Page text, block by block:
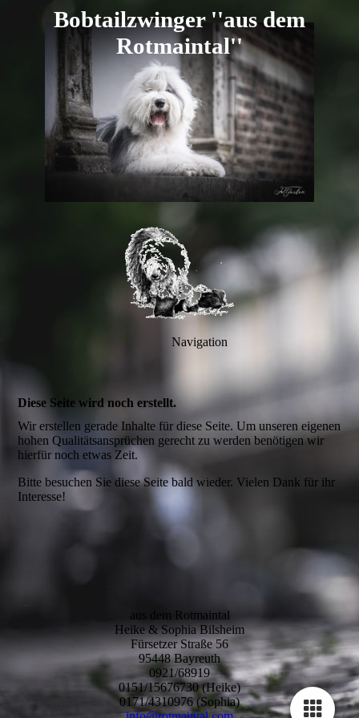
Bobtailzwinger ''aus dem
Rotmaintal''
Navigation
Diese Seite wird noch erstellt.
Wir erstellen gerade Inhalte für diese Seite. Um unseren eigenen
hohen Qualitätsansprüchen gerecht zu werden benötigen wir
hierfür noch etwas Zeit.
Bitte besuchen Sie diese Seite bald wieder. Vielen Dank für ihr
Interesse!
aus dem Rotmaintal
Heike & Sophia Bilsheim
Fürsetzer Straße 56
95448 Bayreuth
0921/68919
0151/15676730 (Heike)
0171/4310976 (Sophia)